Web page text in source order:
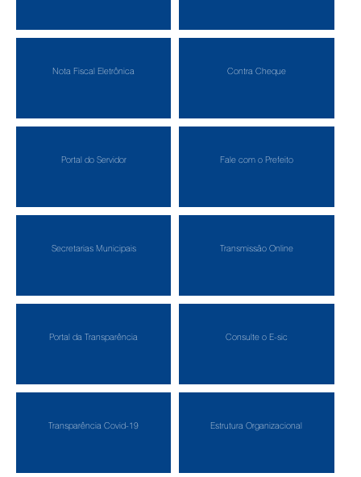
Nota Fiscal Eletrônica Contra Cheque
Portal do Servidor Fale com o Prefeito
Secretarias Municipais Transmissão Online
Portal da Transparência Consulte o E-sic
Transparência Covid-19 Estrutura Organizacional